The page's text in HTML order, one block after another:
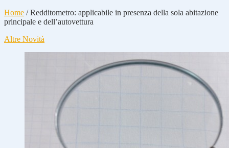
Home /Redditometro: applicabile in presenza della sola abitazione
principale e dell’autovettura
Altre Novità